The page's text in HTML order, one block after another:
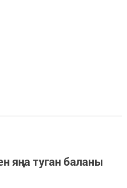
яңа туган баланы